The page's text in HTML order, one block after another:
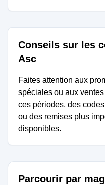
Conseils sur les
Asc
Faites attention aux
spéciales ou aux
ces périodes, des
ou des remises plus
disponibles.
Parcourir par